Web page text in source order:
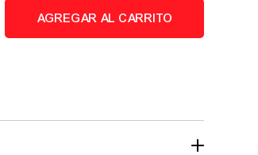
AGREGAR AL CARRITO